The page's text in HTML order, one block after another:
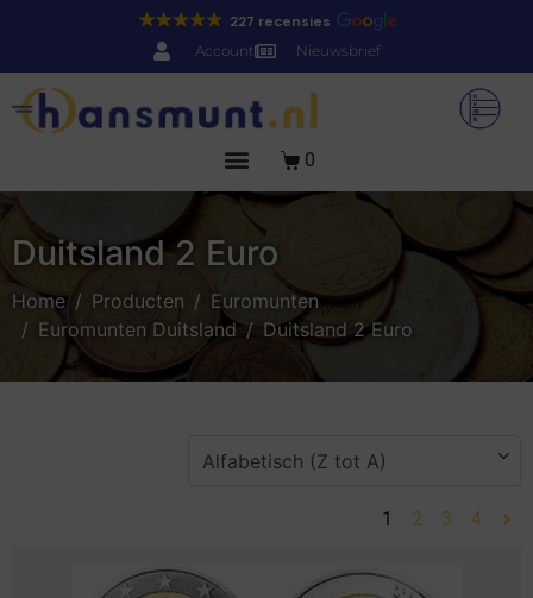
227 recensies
Account Nieuwsbrief
0
Duitsland 2 Euro
Home Producten
Euromunten
Euromunten Duitsland
Duitsland 2 Euro
1 2 3 4